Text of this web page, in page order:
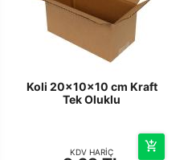
Koli 20x10x10 cm Kraft
Tek Oluklu
KDV HARİÇ